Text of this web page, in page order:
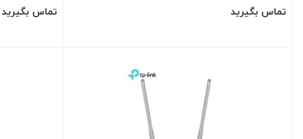
تماس بگیرید تماس بگیرید